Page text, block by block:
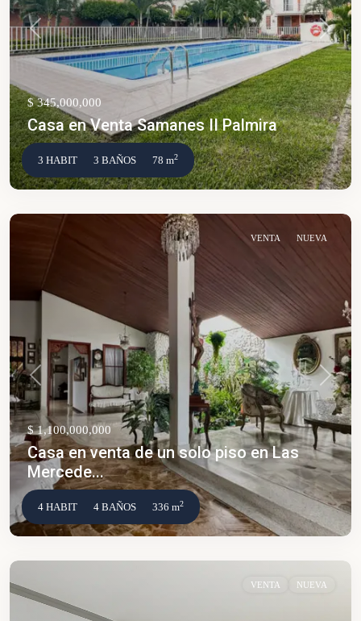
Anterior
$ 345,000,000
Casa en Venta Samanes II Palmira
3 HABIT 3 BAÑOS 78 m2
VENTA NUEVA
Anterior
$ 1,100,000,000
Casa en venta de un solo piso en Las
Mercede...
4 HABIT 4 BAÑOS 336 m2
VENTA NUEVA